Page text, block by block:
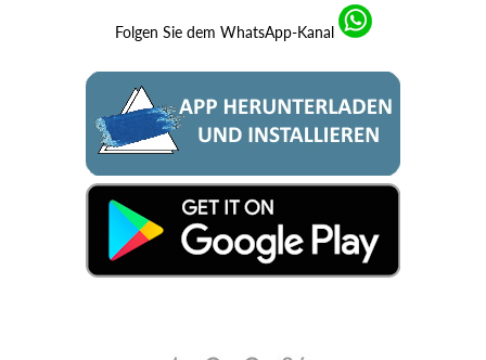
Folgen Sie dem WhatsApp-Kanal